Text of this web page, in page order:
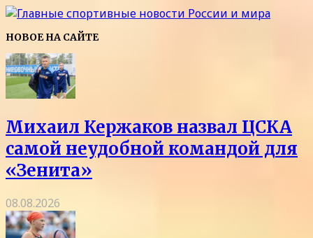
НОВОЕ НА САЙТЕ
Михаил Кержаков назвал ЦСКА
самой неудобной командой для
«Зенита»
08.08.2026